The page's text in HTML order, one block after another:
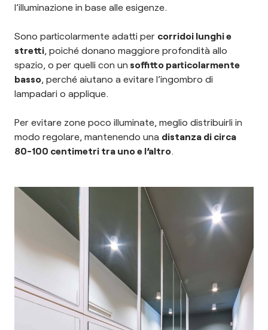
l’illuminazione in base alle esigenze.
Sono particolarmente adatti per corridoi lunghi e
stretti, poiché donano maggiore profondità allo
spazio, o per quelli con un soffitto particolarmente
basso, perché aiutano a evitare l’ingombro di
lampadari o applique.
Per evitare zone poco illuminate, meglio distribuirli in
modo regolare, mantenendo una distanza di circa
80-100 centimetri tra uno e l’altro.